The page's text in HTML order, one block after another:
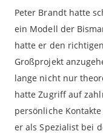
Peter Brandt hatte
ein Modell der
hatte er den
Großprojekt
lange nicht nur
hatte Zugriff auf
persönliche
er als Spezialist bei